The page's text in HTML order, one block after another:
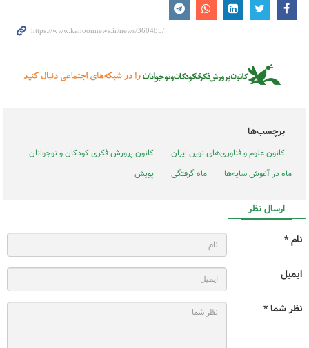
برچسب‌ها
کانون علوم و فناوری‌های نوین ایران
کانون پرورش فکری کودکان و نوجوانان
ماه در آغوش سایه‌ها
ماه گرفتگی پویش
ارسال نظر
نام *
ایمیل
نظر شما *